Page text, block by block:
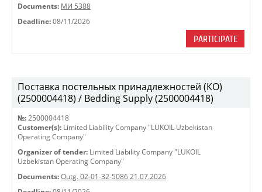
Documents: МИ 5388
Deadline: 08/11/2026
PARTICIPATE
Поставка постельных принадлежностей (КО)
(2500004418) / Bedding Supply (2500004418)
№: 2500004418
Customer(s): Limited Liability Company "LUKOIL Uzbekistan
Operating Company"
Organizer of tender: Limited Liability Company "LUKOIL
Uzbekistan Operating Company"
Documents: Outg. 02-01-32-5086 21.07.2026